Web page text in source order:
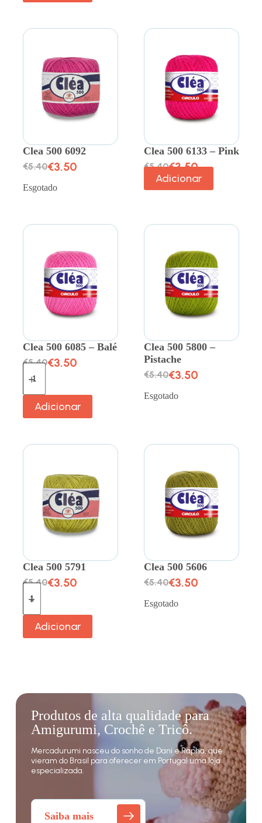
Clea 500 6092
€5.40€3.50
Esgotado
Clea 500 6133 – Pink
€5.40€3.50
Adicionar
Clea 500 6085 – Balé
€5.40€3.50
Adicionar
Clea 500 5800 –
Pistache
€5.40€3.50
Esgotado
Clea 500 5791
€5.40€3.50
Adicionar
Clea 500 5606
€5.40€3.50
Esgotado
Produtos de alta qualidade para
Amigurumi, Crochê e Tricô.
Mercadurumi nasceu do sonho de Dani e Rapha, que
vieram do Brasil para oferecer em Portugal uma loja
especializada.
Saiba mais